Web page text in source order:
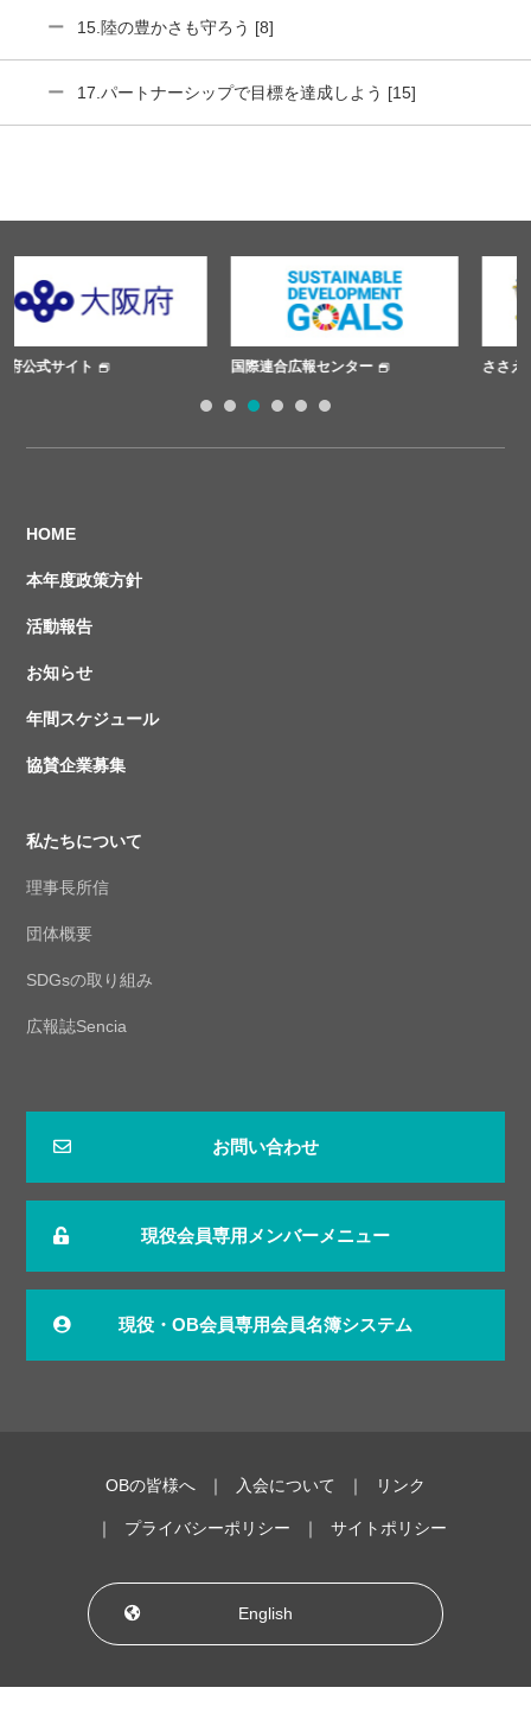
15.陸の豊かさも守ろう [8]
17.パートナーシップで目標を達成しよう [15]
国際連合広報センター ささえあいプロジェクト
HOME
本年度政策方針
活動報告
お知らせ
年間スケジュール
協賛企業募集
私たちについて
理事長所信
団体概要
SDGsの取り組み
広報誌Sencia
お問い合わせ
現役会員専用メンバーメニュー
現役・OB会員専用会員名簿システム
OBの皆様へ 入会について リンク
プライバシーポリシー サイトポリシー
English